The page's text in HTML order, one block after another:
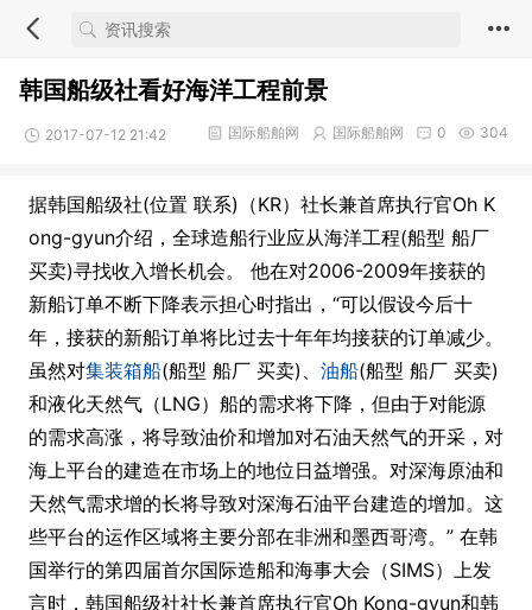
韩国船级社看好海洋工程前景
2017-07-12 21:42 304
0
国际船舶网
国际船舶网
据韩国船级社(位置 联系)（KR）社长兼首席执行官Oh K
ong-gyun介绍，全球造船行业应从海洋工程(船型 船厂
买卖)寻找收入增长机会。 他在对2006-2009年接获的
新船订单不断下降表示担心时指出，“可以假设今后十
年，接获的新船订单将比过去十年年均接获的订单减少。
虽然对集装箱船(船型 船厂 买卖)、 油船(船型 船厂 买卖)
和液化天然气（LNG）船的需求将下降，但由于对能源
的需求高涨，将导致油价和增加对石油天然气的开采，对
海上平台的建造在市场上的地位日益增强。对深海原油和
天然气需求增的长将导致对深海石油平台建造的增加。这
些平台的运作区域将主要分部在非洲和墨西哥湾。” 在韩
国举行的第四届首尔国际造船和海事大会（SIMS）上发
言时，韩国船级社社长兼首席执行官Oh Kong-gyun和韩